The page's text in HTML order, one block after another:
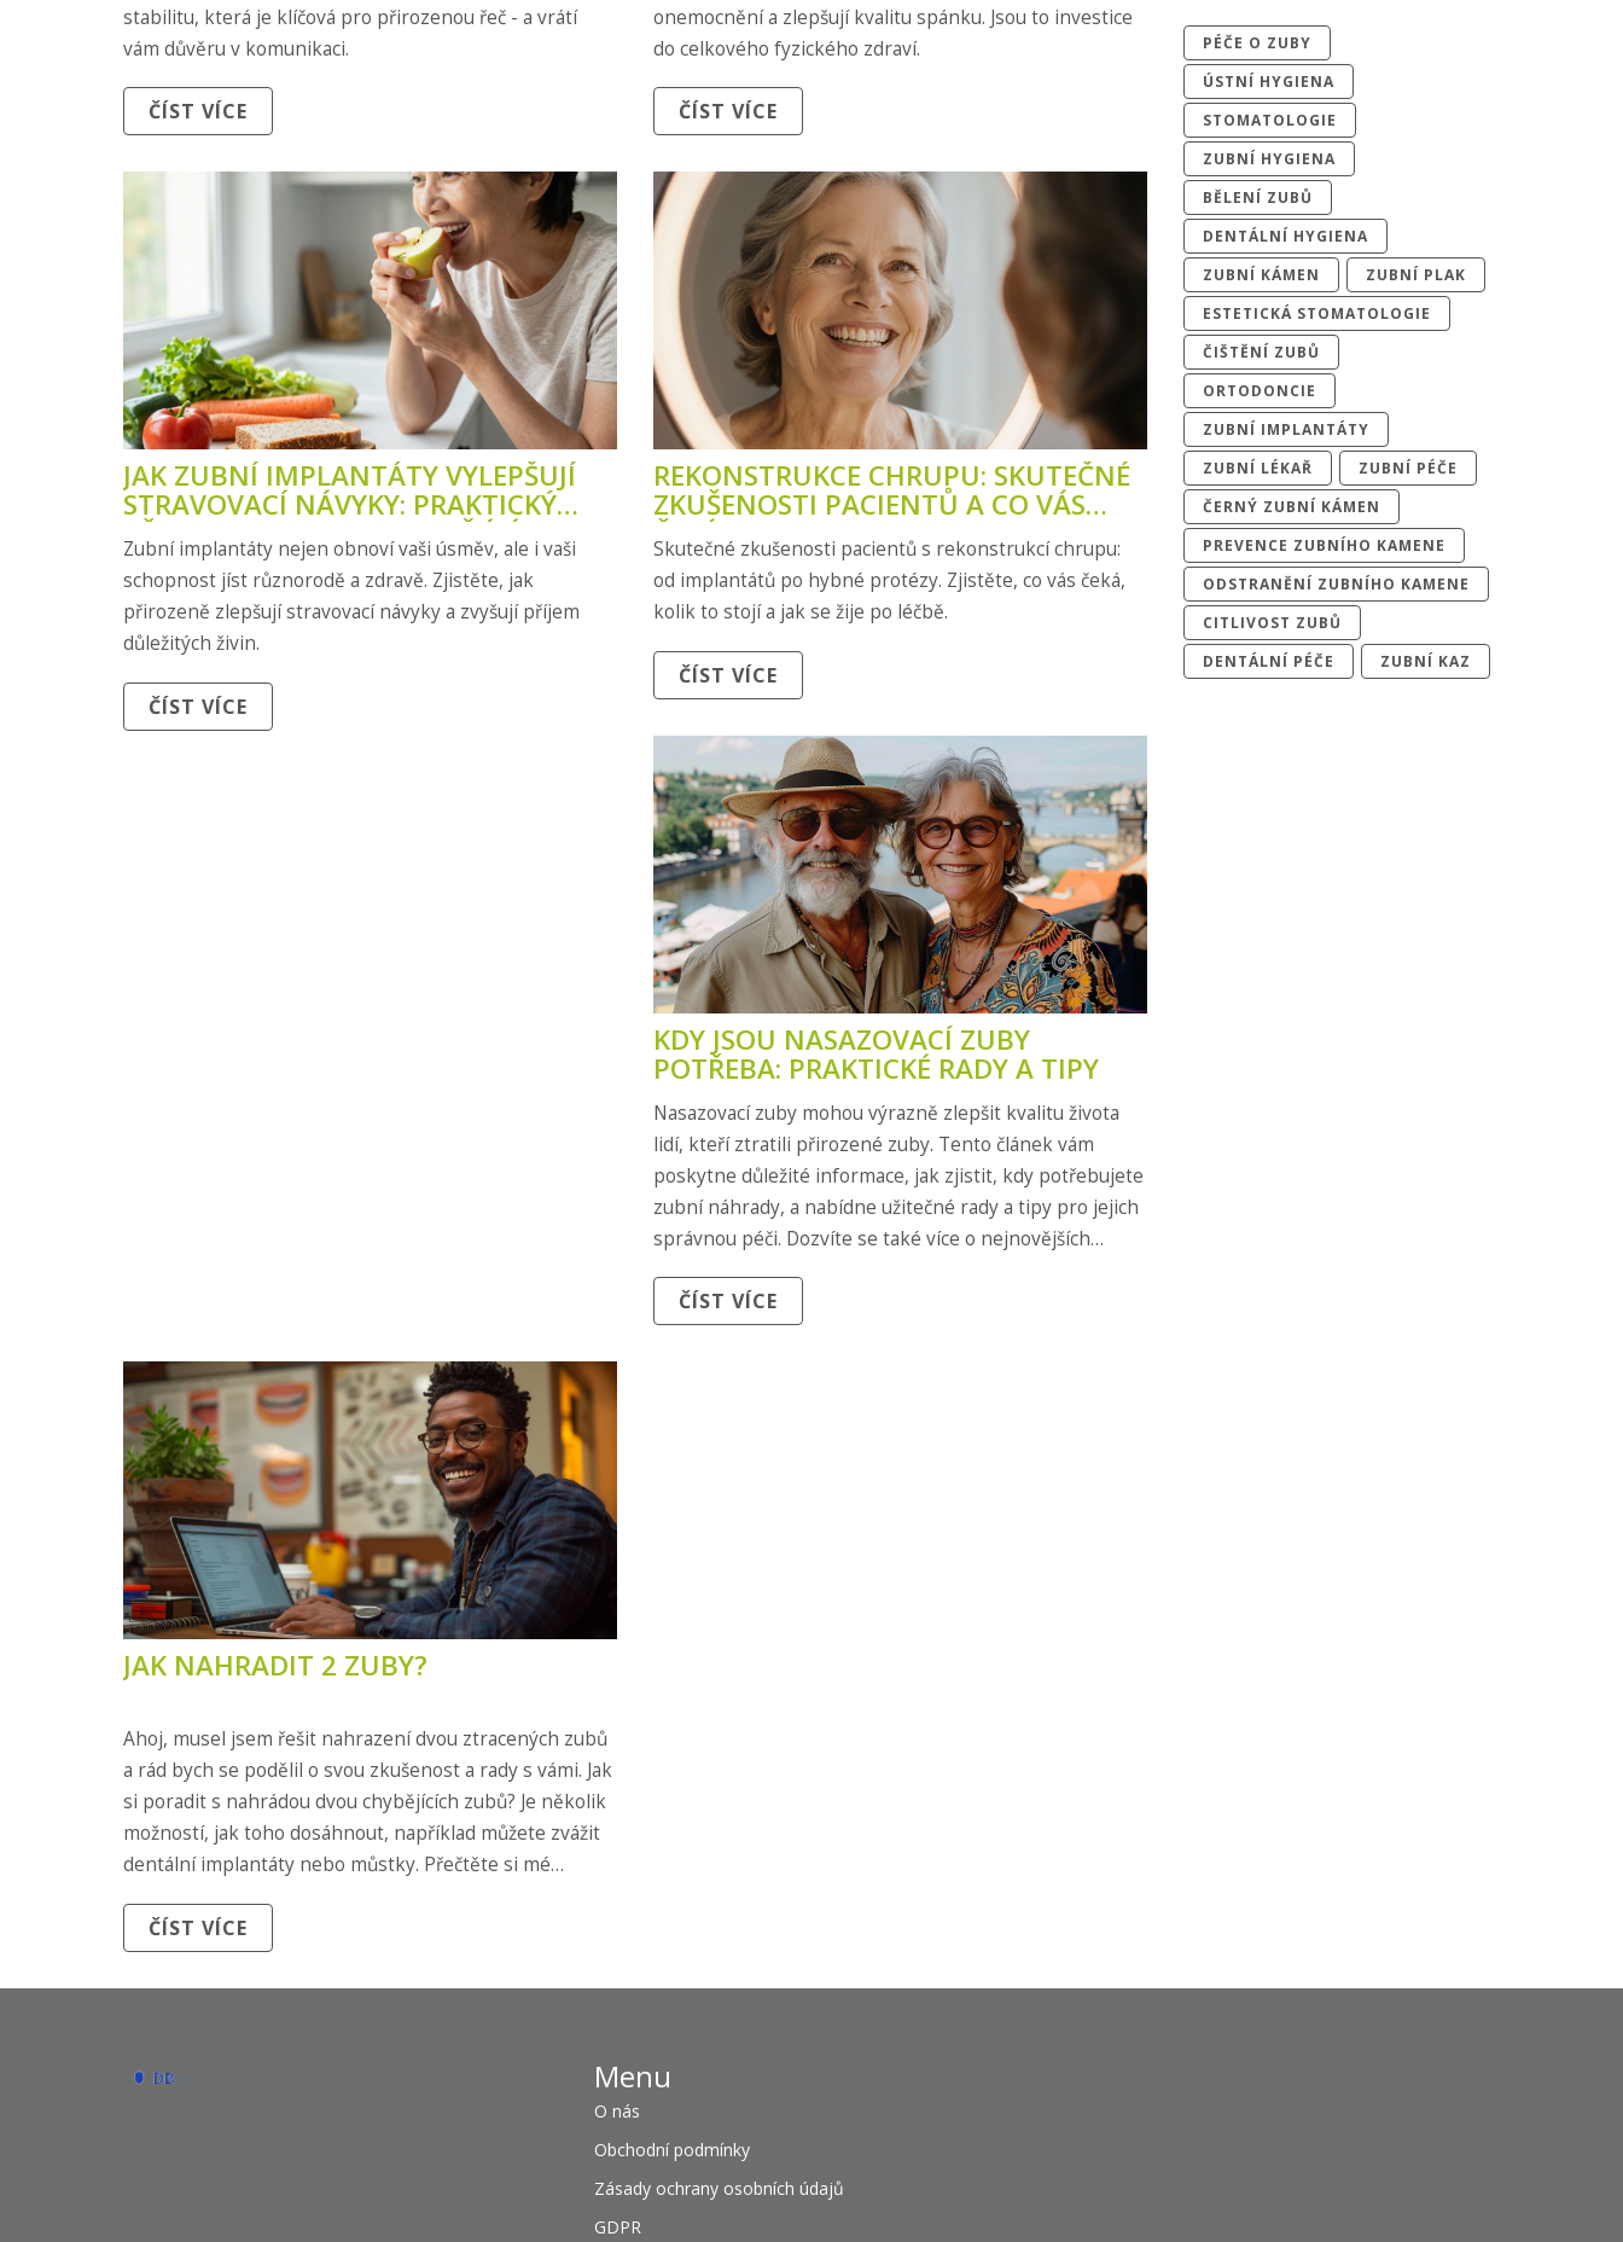
stabilitu, která je klíčová pro přirozenou řeč - a vrátí
vám důvěru v komunikaci.
ČÍST VÍCE
onemocnění a zlepšují kvalitu spánku. Jsou to investice
do celkového fyzického zdraví.
ČÍST VÍCE
JAK ZUBNÍ IMPLANTÁTY VYLEPŠUJÍ
STRAVOVACÍ NÁVYKY: PRAKTICKÝ
PŘEHLED PRO LIDI S CHYBĚJÍCÍMI
ZUBY
Zubní implantáty nejen obnoví vaši úsměv, ale i vaši
schopnost jíst různorodě a zdravě. Zjistěte, jak
přirozeně zlepšují stravovací návyky a zvyšují příjem
důležitých živin.
ČÍST VÍCE
REKONSTRUKCE CHRUPU: SKUTEČNÉ
ZKUŠENOSTI PACIENTŮ A CO VÁS
ČEKÁ
Skutečné zkušenosti pacientů s rekonstrukcí chrupu:
od implantátů po hybné protézy. Zjistěte, co vás čeká,
kolik to stojí a jak se žije po léčbě.
ČÍST VÍCE
KDY JSOU NASAZOVACÍ ZUBY
POTŘEBA: PRAKTICKÉ RADY A TIPY
Nasazovací zuby mohou výrazně zlepšit kvalitu života
lidí, kteří ztratili přirozené zuby. Tento článek vám
poskytne důležité informace, jak zjistit, kdy potřebujete
zubní náhrady, a nabídne užitečné rady a tipy pro jejich
správnou péči. Dozvíte se také více o nejnovějších
dále a zjistěte, co vše byste měli vědět.
ČÍST VÍCE
JAK NAHRADIT 2 ZUBY?
Ahoj, musel jsem řešit nahrazení dvou ztracených zubů
a rád bych se podělil o svou zkušenost a rady s vámi. Jak
si poradit s nahrádou dvou chybějících zubů? Je několik
možností, jak toho dosáhnout, například můžete zvážit
dentální implantáty nebo můstky. Přečtěte si mé
nejlepší rozhodnutí pro svůj úsměv.
ČÍST VÍCE
PÉČE O ZUBY
ÚSTNÍ HYGIENA
STOMATOLOGIE
ZUBNÍ HYGIENA
BĚLENÍ ZUBŮ
DENTÁLNÍ HYGIENA
ZUBNÍ KÁMEN
ZUBNÍ PLAK
ESTETICKÁ STOMATOLOGIE
ČIŠTĚNÍ ZUBŮ
ORTODONCIE
ZUBNÍ IMPLANTÁTY
ZUBNÍ LÉKAŘ
ZUBNÍ PÉČE
ČERNÝ ZUBNÍ KÁMEN
PREVENCE ZUBNÍHO KAMENE
ODSTRANĚNÍ ZUBNÍHO KAMENE
CITLIVOST ZUBŮ
DENTÁLNÍ PÉČE
ZUBNÍ KAZ
Menu
O nás
Obchodní podmínky
Zásady ochrany osobních údajů
GDPR